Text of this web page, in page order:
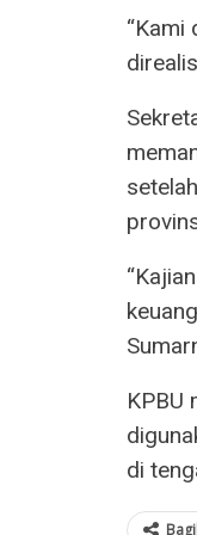
“Kami
KPBU
di